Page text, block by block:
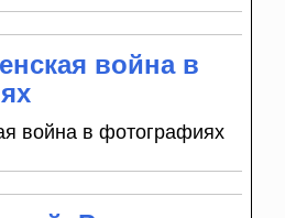
война в
война в фотографиях